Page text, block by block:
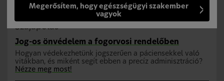
Szájápolás
Jog-os önvédelem a fogorvosi rendelőben
Hogyan védekezhetünk jogszerűen a páciensekkel való
vitákban, és miként segít ebben a precíz adminisztráció?
Nézze meg most!
Megerősítem, hogy egészségügyi szakember
vagyok